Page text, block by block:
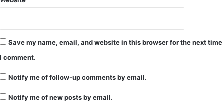
ल
का
ल्लं
न
Save my name, email, and website in this browser for the next time
I comment.
Notify me of follow-up comments by email.
Notify me of new posts by email.